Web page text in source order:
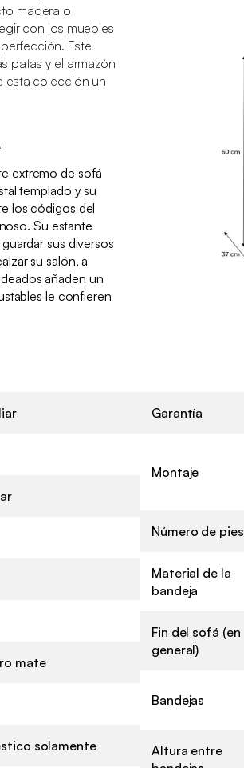
madera o
con los muebles
Este
patas y el armazón
esta colección un
extremo de sofá
templado y su
los códigos del
Su estante
sus diversos
su salón, a
añaden un
le confieren
mate
solamente
Garantía
Montaje
Número de pies
Material de la
bandeja
Fin del sofá (en
general)
Bandejas
Altura entre